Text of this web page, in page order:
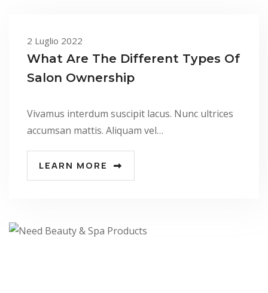
2 Luglio 2022
What Are The Different Types Of
Salon Ownership
Vivamus interdum suscipit lacus. Nunc ultrices
accumsan mattis. Aliquam vel…
LEARN MORE